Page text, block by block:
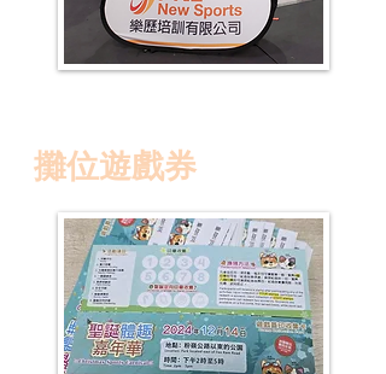
攤位遊戲券